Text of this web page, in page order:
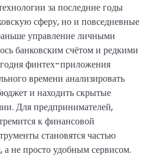
за последние годы
сферу, но и повседневные
управление личными
банковским счётом и редкими
финтех-приложения
времени анализировать
и находить скрытые
Для предпринимателей,
к финансовой
становятся частью
а не просто удобным сервисом.